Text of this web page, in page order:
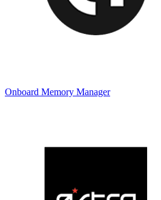
Onboard Memory Manager